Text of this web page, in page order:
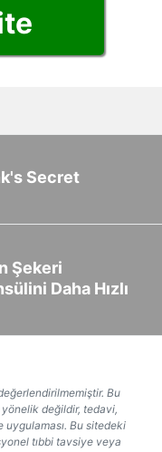
Secret
Şekeri
Daha Hızlı
Bu
değildir, tedavi,
uygulaması. Bu sitedeki
tıbbi tavsiye veya